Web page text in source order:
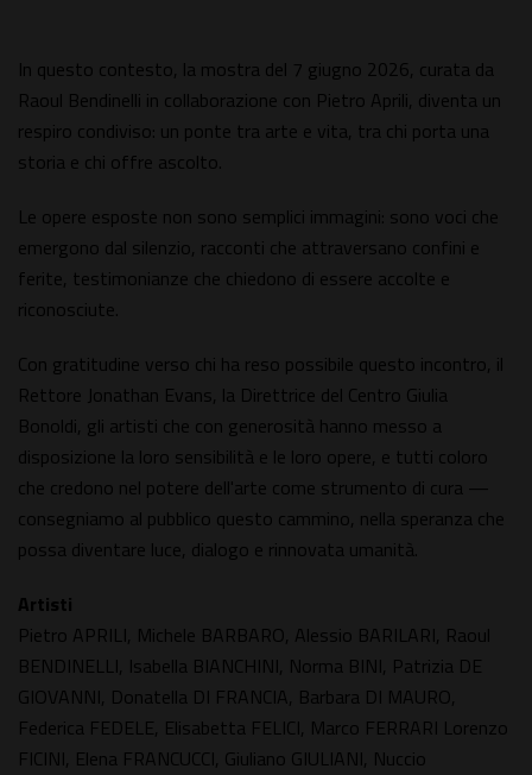
In questo contesto, la mostra del 7 giugno 2026, curata da
Raoul Bendinelli in collaborazione con Pietro Aprili, diventa un
respiro condiviso: un ponte tra arte e vita, tra chi porta una
storia e chi offre ascolto.
Le opere esposte non sono semplici immagini: sono voci che
emergono dal silenzio, racconti che attraversano confini e
ferite, testimonianze che chiedono di essere accolte e
riconosciute.
Con gratitudine verso chi ha reso possibile questo incontro, il
Rettore Jonathan Evans, la Direttrice del Centro Giulia
Bonoldi, gli artisti che con generosità hanno messo a
disposizione la loro sensibilità e le loro opere, e tutti coloro
che credono nel potere dell'arte come strumento di cura —
consegniamo al pubblico questo cammino, nella speranza che
possa diventare luce, dialogo e rinnovata umanità.
Artisti
Pietro APRILI, Michele BARBARO, Alessio BARILARI, Raoul
BENDINELLI, Isabella BIANCHINI, Norma BINI, Patrizia DE
GIOVANNI, Donatella DI FRANCIA, Barbara DI MAURO,
Federica FEDELE, Elisabetta FELICI, Marco FERRARI Lorenzo
FICINI, Elena FRANCUCCI, Giuliano GIULIANI, Nuccio